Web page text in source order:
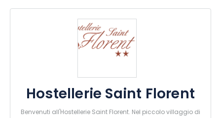
Hostellerie Saint Florent
Benvenuti all'Hostellerie Saint Florent. Nel piccolo villaggio di